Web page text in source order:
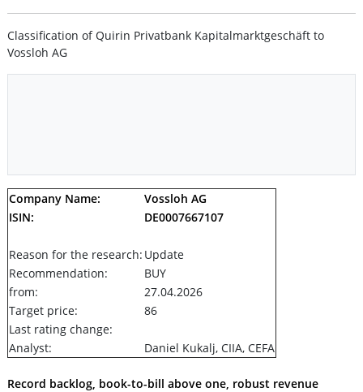
Classification of Quirin Privatbank Kapitalmarktgeschäft to
Vossloh AG
Company Name:
Vossloh AG
ISIN:
DE0007667107
Reason for the research: Update
Recommendation:
BUY
from:
27.04.2026
Target price:
86
Last rating change:
Analyst:
Daniel Kukalj, CIIA, CEFA
Record backlog, book-to-bill above one, robust revenue